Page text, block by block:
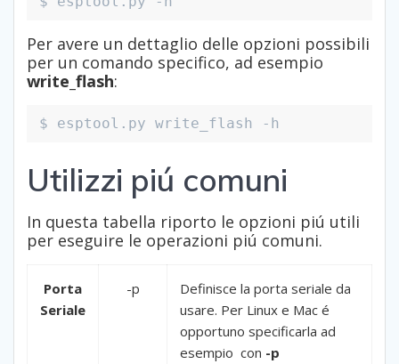
Per avere un dettaglio delle opzioni possibili
per un comando specifico, ad esempio
write_flash:
$ esptool.py write_flash -h
Utilizzi piú comuni
In questa tabella riporto le opzioni piú utili
per eseguire le operazioni piú comuni.
Porta
Seriale
-p
Definisce la porta seriale da
usare. Per Linux e Mac é
opportuno specificarla ad
esempio con -p